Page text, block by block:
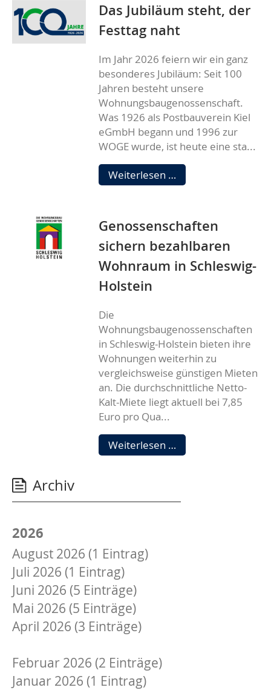
Deutschland
Das Jubiläum steht, der
Festtag naht
Im Jahr 2026 feiern wir ein ganz
besonderes Jubiläum: Seit 100
Jahren besteht unsere
Wohnungsbaugenossenschaft.
Was 1926 als Postbauverein Kiel
eGmbH begann und 1996 zur
WOGE wurde, ist heute eine sta...
Weiterlesen … Das
Jubiläum
Festtag
naht
Genossenschaften
sichern bezahlbaren
Wohnraum in Schleswig-
Holstein
Die
Wohnungsbaugenossenschaften
in Schleswig-Holstein bieten ihre
Wohnungen weiterhin zu
vergleichsweise günstigen Mieten
an. Die durchschnittliche Netto-
Kalt-Miete liegt aktuell bei 7,85
Euro pro Qua...
Weiterlesen … Genossenschaften
sichern
Archiv
2026
August 2026 (1 Eintrag)
Juli 2026 (1 Eintrag)
Juni 2026 (5 Einträge)
Mai 2026 (5 Einträge)
April 2026 (3 Einträge)
Februar 2026 (2 Einträge)
Januar 2026 (1 Eintrag)